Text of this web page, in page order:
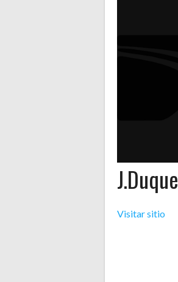
J.Duque
Visitar sitio